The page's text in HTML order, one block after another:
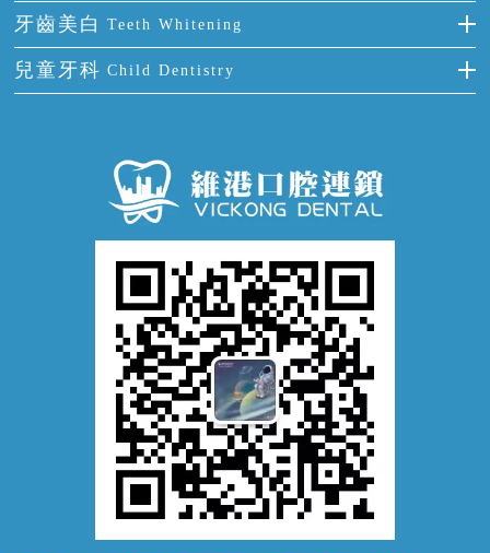
活動假牙
牙貼面
根管治療
拔牙
牙痛
全國愛牙日
預防牙病
牙科通識
牙周炎
牙齦出血
牙齦炎
牙齦萎縮
牙齒美白 Teeth Whitening
冷光美白
兒童牙科 Child Dentistry